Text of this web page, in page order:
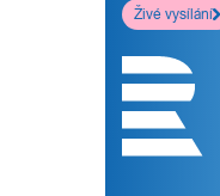
Živé vysílání